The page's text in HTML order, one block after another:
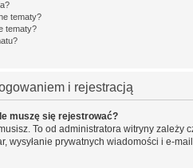
tematy?
tematy?
i rejestracją
muszę się rejestrować?
To od administratora witryny
wysyłanie prywatnych wiadomości i e-